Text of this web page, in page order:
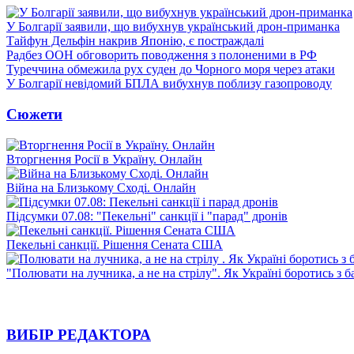
У Болгарії заявили, що вибухнув український дрон-приманка
Тайфун Дельфін накрив Японію, є постраждалі
Радбез ООН обговорить поводження з полоненими в РФ
Туреччина обмежила рух суден до Чорного моря через атаки
У Болгарії невідомий БПЛА вибухнув поблизу газопроводу
Сюжети
Вторгнення Росії в Україну. Онлайн
Війна на Близькому Сході. Онлайн
Підсумки 07.08: "Пекельні" санкції і "парад" дронів
Пекельні санкції. Рішення Сената США
"Полювати на лучника, а не на стрілу". Як Україні боротись з
ВИБІР РЕДАКТОРА